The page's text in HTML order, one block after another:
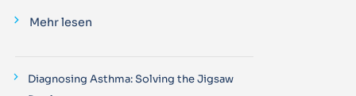
Mehr lesen
Diagnosing Asthma: Solving the Jigsaw